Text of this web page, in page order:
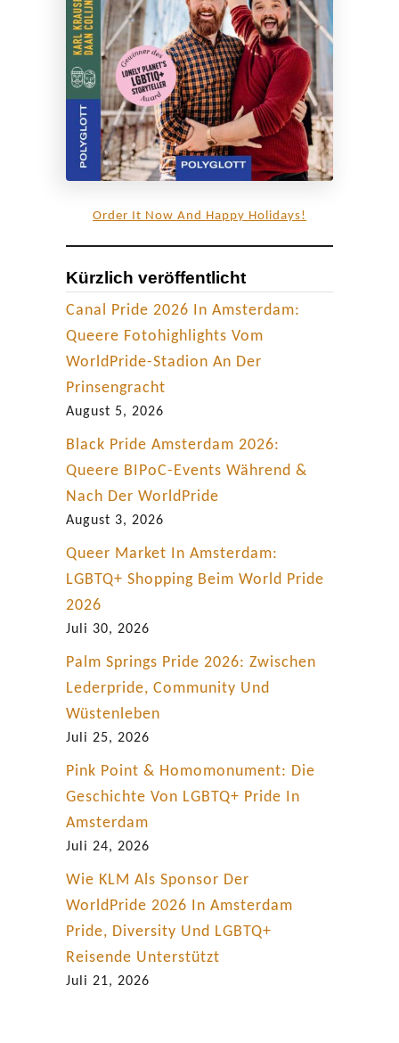
n
d
P
a
k
e
t
v
i
e
w
Order It Now And Happy Holidays!
Kürzlich veröffentlicht
Canal Pride 2026 In Amsterdam:
Queere Fotohighlights Vom
WorldPride-Stadion An Der
Prinsengracht
August 5, 2026
Black Pride Amsterdam 2026:
Queere BIPoC-Events Während &
Nach Der WorldPride
August 3, 2026
Queer Market In Amsterdam:
LGBTQ+ Shopping Beim World Pride
2026
Juli 30, 2026
Palm Springs Pride 2026: Zwischen
Lederpride, Community Und
Wüstenleben
Juli 25, 2026
Pink Point & Homomonument: Die
Geschichte Von LGBTQ+ Pride In
Amsterdam
Juli 24, 2026
Wie KLM Als Sponsor Der
WorldPride 2026 In Amsterdam
Pride, Diversity Und LGBTQ+
Reisende Unterstützt
Juli 21, 2026